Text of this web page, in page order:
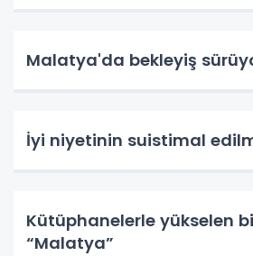
Malatya'da bekleyiş
İyi niyetinin suistimal
Kütüphanelerle yükselen
“Malatya”